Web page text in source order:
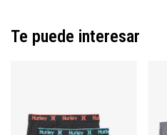
Te puede interesar